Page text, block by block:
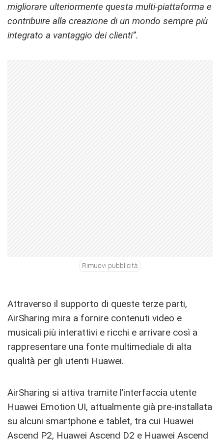
migliorare ulteriormente questa multi-piattaforma e
contribuire alla creazione di un mondo sempre più
integrato a vantaggio dei clienti”.
Rimuovi pubblicità
Attraverso il supporto di queste terze parti,
AirSharing mira a fornire contenuti video e
musicali più interattivi e ricchi e arrivare così a
rappresentare una fonte multimediale di alta
qualità per gli utenti Huawei.
AirSharing si attiva tramite l’interfaccia utente
Huawei Emotion UI, attualmente già pre-installata
su alcuni smartphone e tablet, tra cui Huawei
Ascend P2, Huawei Ascend D2 e Huawei Ascend